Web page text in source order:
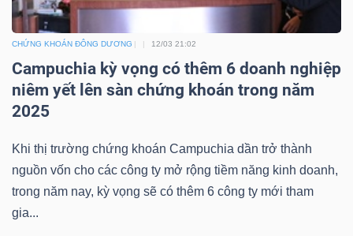
CHỨNG KHOÁN ĐÔNG DƯƠNG 12/03 21:02
Campuchia kỳ vọng có thêm 6 doanh nghiệp
niêm yết lên sàn chứng khoán trong năm
2025
Khi thị trường chứng khoán Campuchia dần trở thành
nguồn vốn cho các công ty mở rộng tiềm năng kinh doanh,
trong năm nay, kỳ vọng sẽ có thêm 6 công ty mới tham
gia...
TIỆN
ÍCH
BẤT
ĐỘNG